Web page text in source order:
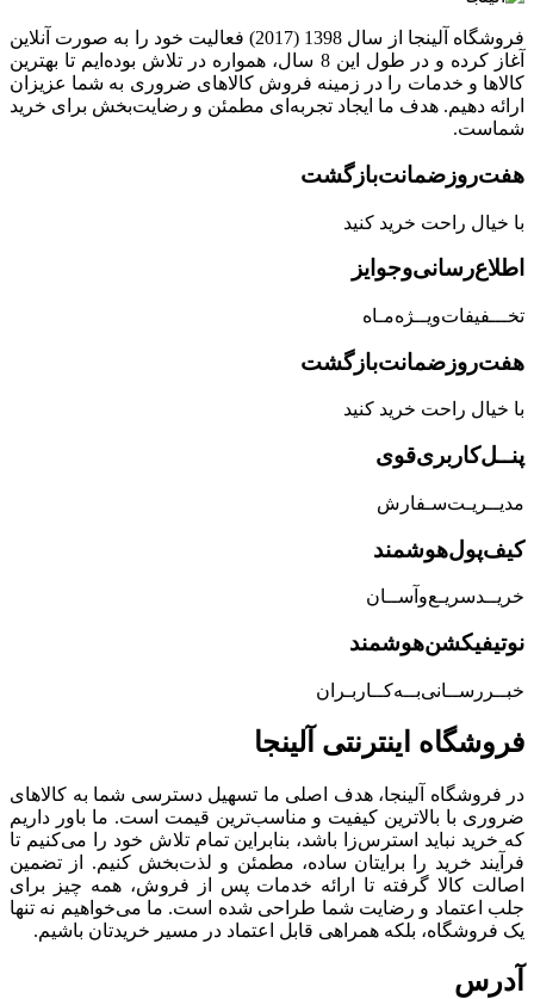
فروشگاه آلینجا از سال 1398 (2017) فعالیت خود را به صورت آنلاین
آغاز کرده و در طول این 8 سال، همواره در تلاش بوده‌ایم تا بهترین
کالاها و خدمات را در زمینه فروش کالاهای ضروری به شما عزیزان
ارائه دهیم. هدف ما ایجاد تجربه‌ای مطمئن و رضایت‌بخش برای خرید
شماست.
هفت‌روز‌ضمانت‌بازگشت
با خیال راحت خرید کنید
اطلاع‌رسانی‌و‌جوایز
تخـــفیفات‌ویــژه‌مـاه
هفت‌روز‌ضمانت‌بازگشت
با خیال راحت خرید کنید
پنــل‌کاربری‌قوی
مدیــریـت‌سـفارش
کیف‌پول‌هوشمند
خریــد‌سریـع‌و‌آســان
نوتیفیکشن‌هوشمند
خبــررســانی‌بــه‌کــاربـران
فروشگاه‌ اینترنتی‌ آلینجا
در فروشگاه آلینجا، هدف اصلی ما تسهیل دسترسی شما به کالاهای
ضروری با بالاترین کیفیت و مناسب‌ترین قیمت است. ما باور داریم
که خرید نباید استرس‌زا باشد، بنابراین تمام تلاش خود را می‌کنیم تا
فرآیند خرید را برایتان ساده، مطمئن و لذت‌بخش کنیم. از تضمین
اصالت کالا گرفته تا ارائه خدمات پس از فروش، همه چیز برای
جلب اعتماد و رضایت شما طراحی شده است. ما می‌خواهیم نه تنها
یک فروشگاه، بلکه همراهی قابل اعتماد در مسیر خریدتان باشیم.
آدرس